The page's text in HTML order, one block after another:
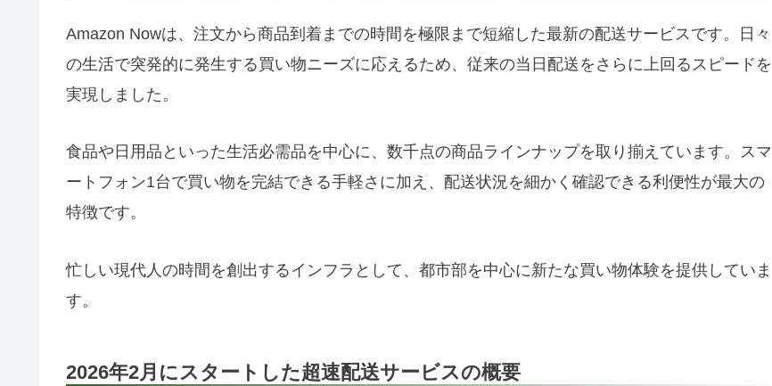
Amazon Nowは、注文から商品到着までの時間を極限まで短縮した最新の配送サービスです。日々
の生活で突発的に発生する買い物ニーズに応えるため、従来の当日配送をさらに上回るスピードを
実現しました。
食品や日用品といった生活必需品を中心に、数千点の商品ラインナップを取り揃えています。スマ
ートフォン1台で買い物を完結できる手軽さに加え、配送状況を細かく確認できる利便性が最大の
特徴です。
忙しい現代人の時間を創出するインフラとして、都市部を中心に新たな買い物体験を提供していま
す。
2026年2月にスタートした超速配送サービスの概要